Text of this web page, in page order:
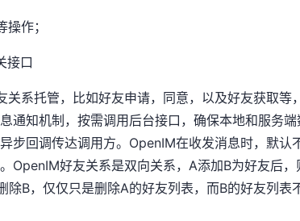
操作；
接口
关系托管，比如好友申请，同意，以及好友获取等
通知机制，按需调用后台接口，确保本地和服务端
步回调传达调用方。OpenIM在收发消息时，默认
OpenIM好友关系是双向关系，A添加B为好友后
除B，仅仅只是删除A的好友列表，而B的好友列表